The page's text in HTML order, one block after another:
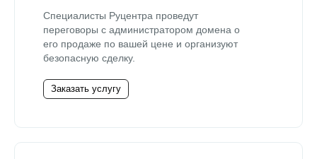
Специалисты Руцентра проведут
переговоры с администратором домена о
его продаже по вашей цене и организуют
безопасную сделку.
Заказать услугу